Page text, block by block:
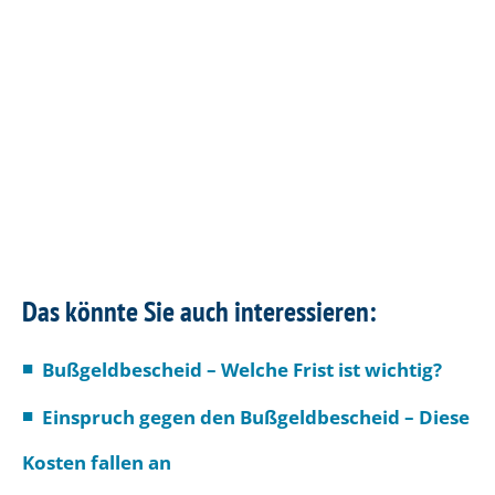
Das könnte Sie auch interessieren:
Bußgeldbescheid – Welche Frist ist wichtig?
Einspruch gegen den Bußgeldbescheid – Diese
Kosten fallen an